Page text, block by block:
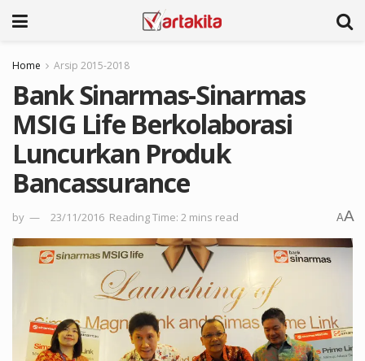
Home Arsip 2015-2018
Bank Sinarmas-Sinarmas
MSIG Life Berkolaborasi
Luncurkan Produk
Bancassurance
by 23/11/2016 Reading Time: 2 mins read AA